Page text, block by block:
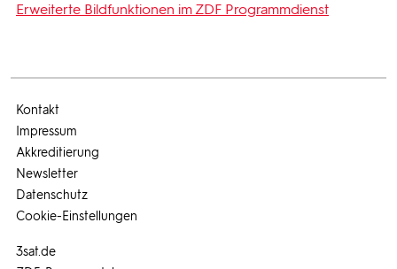
Erweiterte Bildfunktionen im ZDF Programmdienst
3sat.de
Kontakt
Impressum
Akkreditierung
Newsletter
Datenschutz
Cookie-Einstellungen